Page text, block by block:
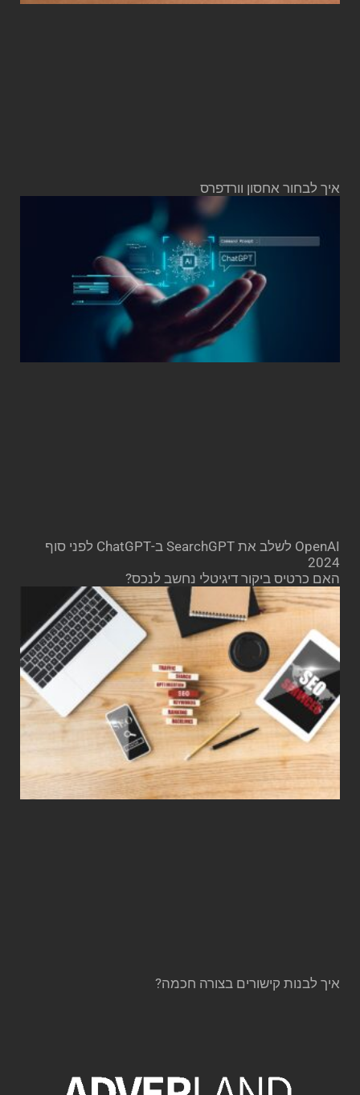
איך לבחור אחסון וורדפרס
OpenAI לשלב את SearchGPT ב-ChatGPT לפני סוף
2024
האם כרטיס ביקור דיגיטלי נחשב לנכס?
איך לבנות קישורים בצורה חכמה?